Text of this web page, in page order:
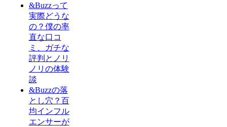
&Buzzって
実際どうな
の？僕の率
直な口コ
ミ、ガチな
評判とノリ
ノリの体験
談
&Buzzの落
とし穴？百
均インフル
エンサーが